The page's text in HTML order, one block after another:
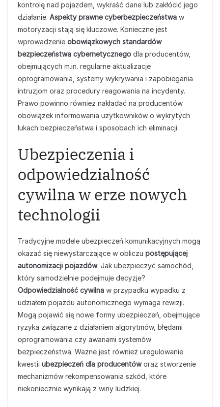
kontrolę nad pojazdem, wykraść dane lub zakłócić jego
działanie. Aspekty prawne cyberbezpieczeństwa w
motoryzacji stają się kluczowe. Konieczne jest
wprowadzenie obowiązkowych standardów
bezpieczeństwa cybernetycznego dla producentów,
obejmujących m.in. regularne aktualizacje
oprogramowania, systemy wykrywania i zapobiegania
intruzjom oraz procedury reagowania na incydenty.
Prawo powinno również nakładać na producentów
obowiązek informowania użytkowników o wykrytych
lukach bezpieczeństwa i sposobach ich eliminacji.
Ubezpieczenia i
odpowiedzialność
cywilna w erze nowych
technologii
Tradycyjne modele ubezpieczeń komunikacyjnych mogą
okazać się niewystarczające w obliczu postępującej
autonomizacji pojazdów. Jak ubezpieczyć samochód,
który samodzielnie podejmuje decyzje?
Odpowiedzialność cywilna w przypadku wypadku z
udziałem pojazdu autonomicznego wymaga rewizji.
Mogą pojawić się nowe formy ubezpieczeń, obejmujące
ryzyka związane z działaniem algorytmów, błędami
oprogramowania czy awariami systemów
bezpieczeństwa. Ważne jest również uregulowanie
kwestii ubezpieczeń dla producentóworaz stworzenie
mechanizmów rekompensowania szkód, które
niekoniecznie wynikają z winy ludzkiej.